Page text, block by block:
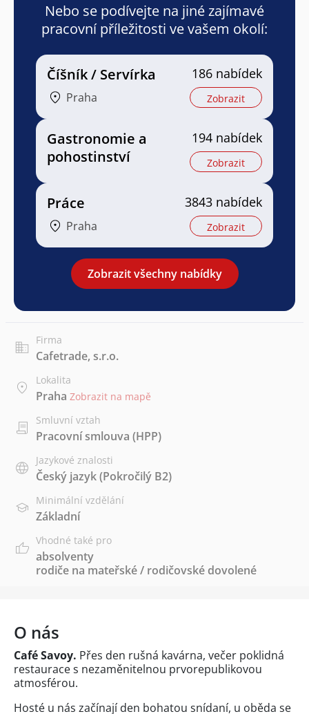
Nebo se podívejte na jiné zajímavé
pracovní příležitosti ve vašem okolí:
Číšník / Servírka
Praha
186 nabídek
Zobrazit
Gastronomie a
pohostinství
194 nabídek
Zobrazit
Práce
Praha
3843 nabídek
Zobrazit
Zobrazit všechny nabídky
Firma
Cafetrade, s.r.o.
Lokalita
Praha Zobrazit na mapě
Smluvní vztah
Pracovní smlouva (HPP)
Jazykové znalosti
Český jazyk(Pokročilý B2)
Minimální vzdělání
Základní
Vhodné také pro
absolventy
rodiče na mateřské / rodičovské dovolené
O nás
Café Savoy. Přes den rušná kavárna, večer poklidná
restaurace s nezaměnitelnou prvorepublikovou
atmosférou.
Hosté u nás začínají den bohatou snídaní, u oběda se